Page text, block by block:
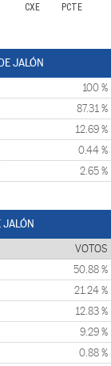
CXE PCTE
JALÓN
100 %
87.31 %
12.69 %
0.44 %
2.65 %
JALÓN
VOTOS
50.88 %
21.24 %
12.83 %
9.29 %
0.88 %